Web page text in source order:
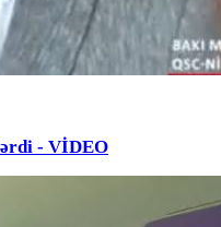
- VİDEO